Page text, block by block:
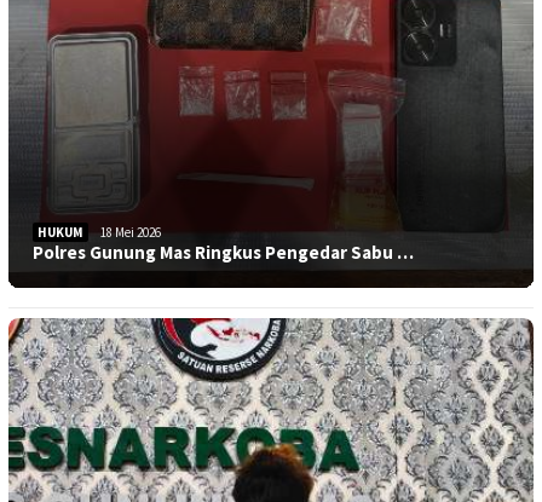
HUKUM 18 Mei 2026
Polres Gunung Mas Ringkus Pengedar Sabu …